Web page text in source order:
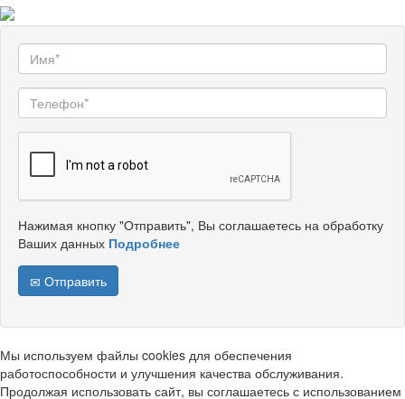
Нажимая кнопку "Отправить", Вы соглашаетесь на обработку
Ваших данных Подробнее
Отправить
Мы используем файлы cookies для обеспечения
работоспособности и улучшения качества обслуживания.
Продолжая использовать сайт, вы соглашаетесь с использованием